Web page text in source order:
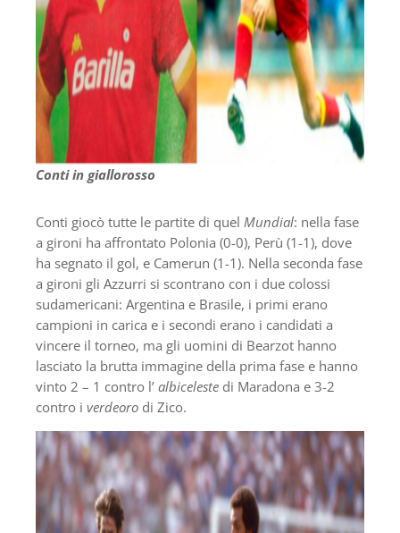
Conti in giallorosso
Conti giocò tutte le partite di quel Mundial: nella fase
a gironi ha affrontato Polonia (0-0), Perù (1-1), dove
ha segnato il gol, e Camerun (1-1). Nella seconda fase
a gironi gli Azzurri si scontrano con i due colossi
sudamericani: Argentina e Brasile, i primi erano
campioni in carica e i secondi erano i candidati a
vincere il torneo, ma gli uomini di Bearzot hanno
lasciato la brutta immagine della prima fase e hanno
vinto 2 – 1 contro l’ albiceleste di Maradona e 3-2
contro i verdeoro di Zico.